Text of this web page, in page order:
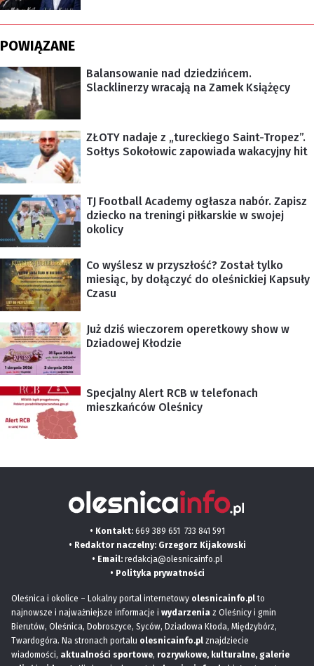
POWIĄZANE
Balansowanie nad dziedzińcem.
Slacklinerzy wracają na Zamek Książęcy
ZŁOTY nadaje z „tureckiego Saint-Tropez”.
Sołtys Sokołowic zapowiada wakacyjny hit
TJ Football Academy ogłasza nabór. Zapisz
dziecko na treningi piłkarskie w swojej
okolicy
Co wyślesz w przyszłość? Został tylko
miesiąc, by dołączyć do oleśnickiej Kapsuły
Czasu
Już dziś wieczorem operetkowy show w
Dziadowej Kłodzie
Specjalny Alert RCB w telefonach
mieszkańców Oleśnicy
• Kontakt: 669 389 651 733 841 591
• Redaktor naczelny: Grzegorz Kijakowski
• Email: redakcja@olesnicainfo.pl
• Polityka prywatności
Oleśnica i okolice – Lokalny portal internetowy olesnicainfo.plto
najnowsze i najważniejsze informacje i wydarzenia z Oleśnicy i gmin
Bierutów, Oleśnica, Dobroszyce, Syców, Dziadowa Kłoda, Międzybórz,
Twardogóra. Na stronach portalu olesnicainfo.pl znajdziecie
wiadomości, aktualności sportowe, rozrywkowe, kulturalne, galerie